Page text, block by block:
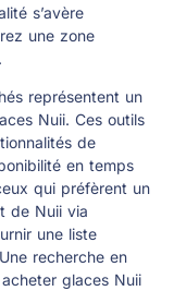
s’avère
une zone
représentent un
Nuii. Ces outils
de
en temps
qui préfèrent un
de Nuii via
une liste
recherche en
glaces Nuii